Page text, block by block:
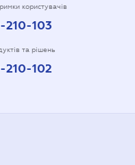
користувачів
103
та рішень
102